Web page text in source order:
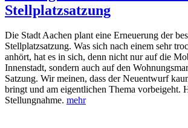
Stellplatzsatzung
Die Stadt Aachen plant eine Erneuerung der
Stellplatzsatzung. Was sich nach einem sehr
anhört, hat es in sich, denn nicht nur auf die
Innenstadt, sondern auch auf den
Satzung. Wir meinen, dass der Neuentwurf
bringt und am eigentlichen Thema vorbeigeht.
Stellungnahme. mehr